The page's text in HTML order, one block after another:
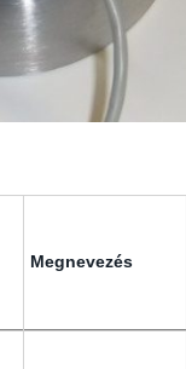
Megnevezés